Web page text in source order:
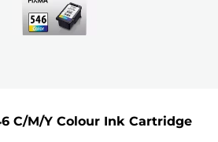
C/M/Y Colour Ink Cartridge